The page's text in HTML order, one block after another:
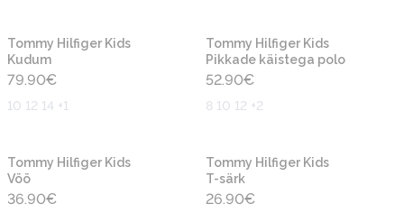
Tommy Hilfiger Kids
Kudum
79.90€
10 12 14 +1
Tommy Hilfiger Kids
Pikkade käistega polo
52.90€
8 10 12 +2
Tommy Hilfiger Kids
Vöö
36.90€
Tommy Hilfiger Kids
T-särk
26.90€